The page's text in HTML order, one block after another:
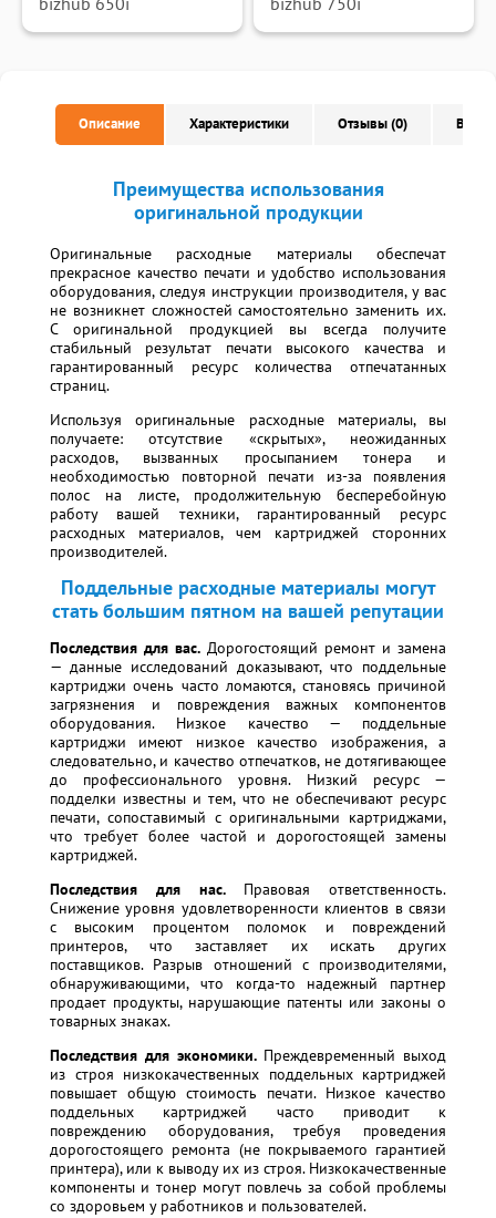
bizhub 650i bizhub 750i
Описание Характеристики Отзывы (0)
Преимущества использования
оригинальной продукции
Оригинальные расходные материалы обеспечат
прекрасное качество печати и удобство использования
оборудования, следуя инструкции производителя, у вас
не возникнет сложностей самостоятельно заменить их.
С оригинальной продукцией вы всегда получите
стабильный результат печати высокого качества и
гарантированный ресурс количества отпечатанных
страниц.
Используя оригинальные расходные материалы, вы
получаете: отсутствие «скрытых», неожиданных
расходов, вызванных просыпанием тонера и
необходимостью повторной печати из-за появления
полос на листе, продолжительную бесперебойную
работу вашей техники, гарантированный ресурс
расходных материалов, чем картриджей сторонних
производителей.
Поддельные расходные материалы могут
стать большим пятном на вашей репутации
Последствия для вас. Дорогостоящий ремонт и замена
— данные исследований доказывают, что поддельные
картриджи очень часто ломаются, становясь причиной
загрязнения и повреждения важных компонентов
оборудования. Низкое качество — поддельные
картриджи имеют низкое качество изображения, а
следовательно, и качество отпечатков, не дотягивающее
до профессионального уровня. Низкий ресурс —
подделки известны и тем, что не обеспечивают ресурс
печати, сопоставимый с оригинальными картриджами,
что требует более частой и дорогостоящей замены
картриджей.
Последствия для нас.Правовая ответственность.
Снижение уровня удовлетворенности клиентов в связи
с высоким процентом поломок и повреждений
принтеров, что заставляет их искать других
поставщиков. Разрыв отношений с производителями,
обнаруживающими, что когда-то надежный партнер
продает продукты, нарушающие патенты или законы о
товарных знаках.
Последствия для экономики.Преждевременный выход
из строя низкокачественных поддельных картриджей
повышает общую стоимость печати. Низкое качество
поддельных картриджей часто приводит к
повреждению оборудования, требуя проведения
дорогостоящего ремонта (не покрываемого гарантией
принтера), или к выводу их из строя. Низкокачественные
компоненты и тонер могут повлечь за собой проблемы
со здоровьем у работников и пользователей.